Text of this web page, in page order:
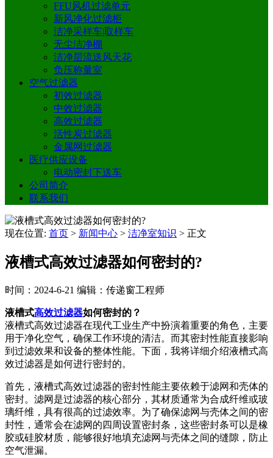
FFU风机过滤单元
新风净化过滤柜
洁净采样车|取样车
无尘洁净棚
洁净层流送风天花
负压称量室
空气过滤器
初效过滤器
中效过滤器
高效过滤器
活性炭过滤器
金属网过滤器
医疗供应设备
电动密封下送车
公司简介
联系我们
现在位置: 首页 > 新闻中心 > 洁净室知识 > 正文
液槽式高效过滤器如何密封的?
时间：2024-6-21 编辑：传递窗工程师
液槽式高效过滤器如何密封的？
液槽式高效过滤器在现代工业生产中扮演着重要的角色，主要
用于净化空气，确保工作环境的清洁。而其密封性能直接影响
到过滤效果和设备的整体性能。下面，我将详细介绍液槽式高
效过滤器是如何进行密封的。
首先，液槽式高效过滤器的密封性能主要依赖于滤网和壳体的
密封。滤网是过滤器的核心部分，其材质通常为合成纤维或玻
璃纤维，具有很高的过滤效率。为了确保滤网与壳体之间的密
封性，通常会在滤网的四周设置密封条，这些密封条可以是橡
胶或硅胶材质，能够很好地填充滤网与壳体之间的缝隙，防止
空气泄漏。